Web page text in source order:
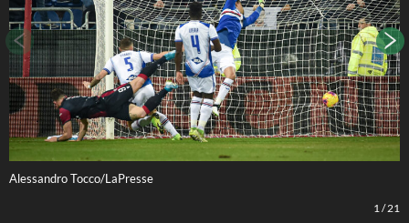
Alessandro Tocco/LaPresse
1 /21